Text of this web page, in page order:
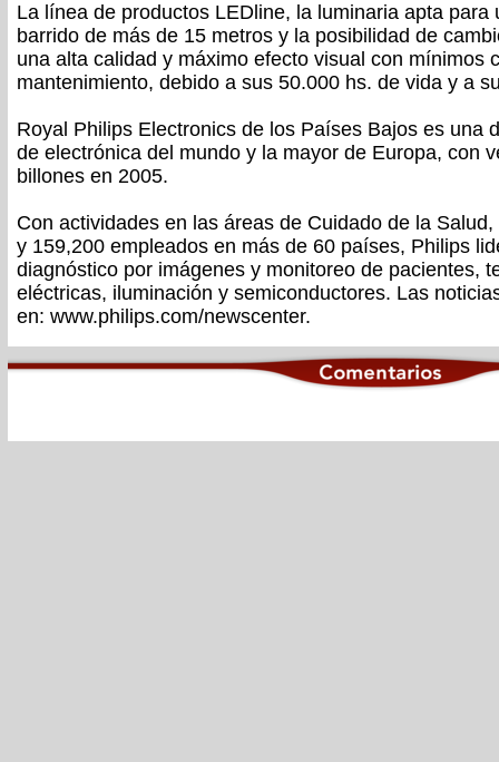
La línea de productos LEDline, la luminaria apta para
barrido de más de 15 metros y la posibilidad de
una alta calidad y máximo efecto visual con mínimos
mantenimiento, debido a sus 50.000 hs. de vida y a
Royal Philips Electronics de los Países Bajos es una
de electrónica del mundo y la mayor de Europa, con
billones en 2005.
Con actividades en las áreas de Cuidado de la
y 159,200 empleados en más de 60 países, Philips
diagnóstico por imágenes y monitoreo de pacientes,
eléctricas, iluminación y semiconductores. Las
en: www.philips.com/newscenter.